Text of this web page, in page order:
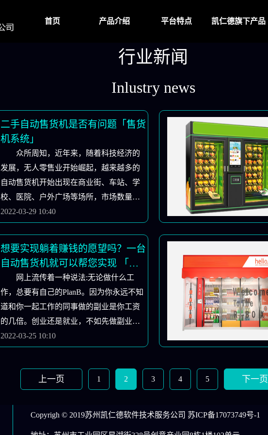
首页 产品介绍 平台特点 凯仁德旗下产品
行业新闻
Inlustry news
二手自动售货机是否有问题「售货
机系统」
众所周知，近年来，随着科技经济的
发展，无人零售业开始崛起，越来越多的
自动售货机开始出现在商业街、车站、学
校、医院、户外广场等场所，市场数量也
在增加！所以一个朋友问我是否可以从二
动售货机的经验，也就是纯白色，我不建
议你开始二手设备，原因如下。凯仁德售
电器，如冰箱、洗衣机、空调等设备已经
常熟悉，操作不需要专业技能，操作非常
需要专业技能。你能教你所有的操作要点
和注意事项吗？凯仁德自动售卖机我看够
机厂家那里购买机器，制造商将提供免费
的现场培训或远程视频培训（根据不同的
2022-03-29 10:40
想要实现躺着赚钱的愿望吗？一台
自动售货机就可以帮您实现 「售
货机厂家」
网上流传着一种说法:无论做什么工
作，总要有自己的PlanB。因为你永远不知
道和你一起工作的同事做的副业是你工资
的几倍。创业还是就业，不如先做副业。
毫无疑问，副业是近年来最流行的词之
何在不耽误主营业务的情况下开设副业？
么资金不多，不知道怎么开始。如果你也
2022-03-25 10:10
上一页 1 2 3 4 5 下一页
Copyrigh © 2019苏州凯仁德软件技术服务公司 苏ICP备17073749号-1